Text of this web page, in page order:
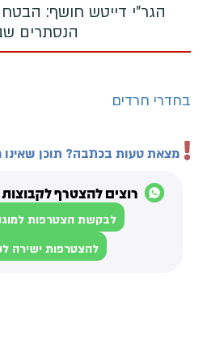
הגר"י דייטש חושף:
הנסתרים
בחדרי חרדים
מצאת טעות בכתבה? תוכן שאינו
רוצים להצטרף
לבקשת הצטרפות
להצטרפות ישירה